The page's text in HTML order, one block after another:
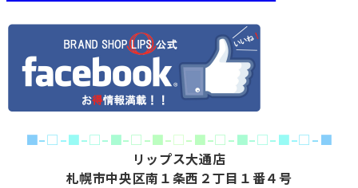
■–□–■–□–■–□–■–□–■–□–■–□–■–□–■
リップス大通店
札幌市中央区南１条西２丁目１番４号